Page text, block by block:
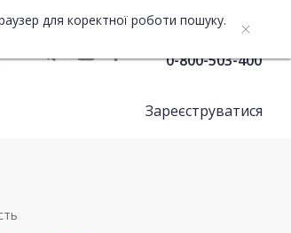
для коректної роботи пошуку.
0-800-503-400
Зареєструватися